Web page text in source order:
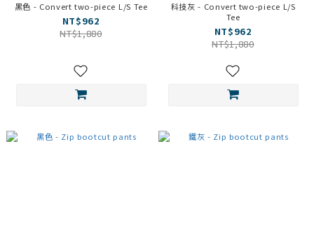
黑色 - Convert two-piece L/S Tee
NT$962
NT$1,880
科技灰 - Convert two-piece L/S
Tee
NT$962
NT$1,880